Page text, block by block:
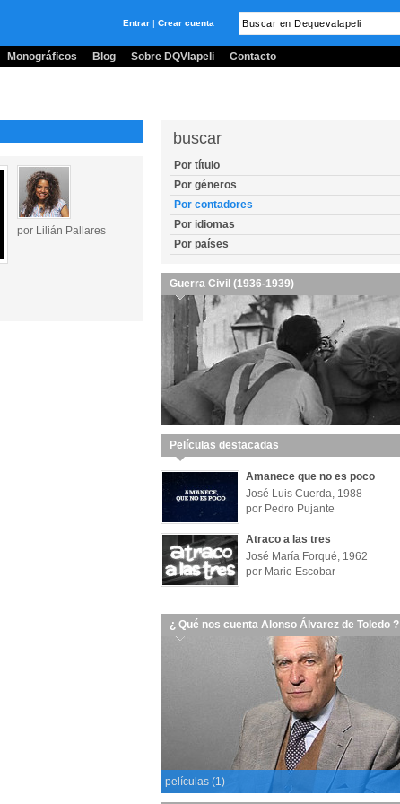
Entrar | Crear cuenta
Monográficos Blog Sobre DQVlapeli Contacto
por Lilián Pallares
buscar
Por título
Por géneros
Por contadores
Por idiomas
Por países
Guerra Civil (1936-1939)
Películas destacadas
Amanece que no es poco
José Luis Cuerda, 1988
por Pedro Pujante
Atraco a las tres
José María Forqué, 1962
por Mario Escobar
¿ Qué nos cuenta Alonso Álvarez de Toledo ?
películas (1)